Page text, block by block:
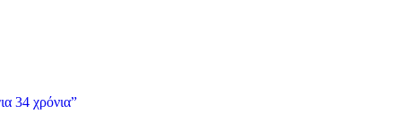
34 χρόνια”